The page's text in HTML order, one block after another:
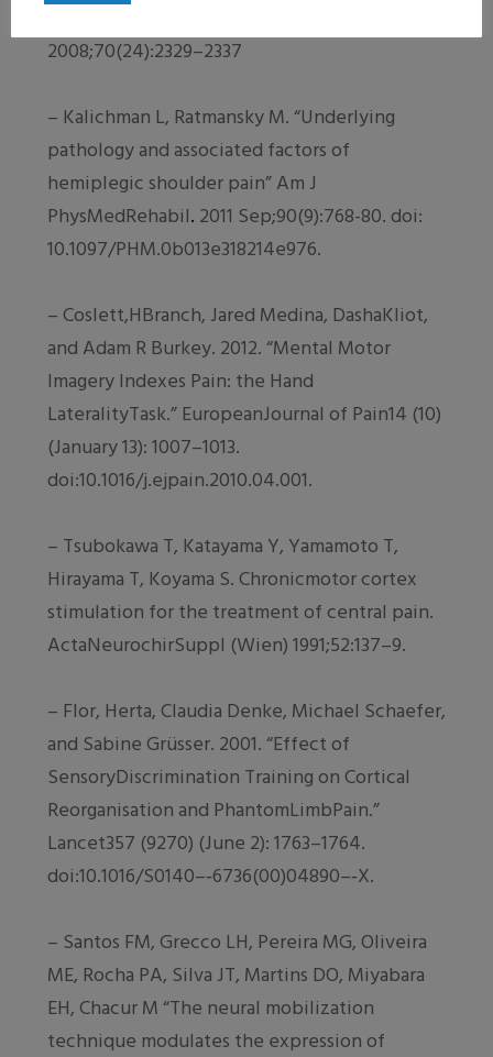
2008;70(24):2329–2337
– Kalichman L, Ratmansky M. “Underlying
pathology and associated factors of
hemiplegic shoulder pain” Am J
PhysMedRehabil. 2011 Sep;90(9):768-80. doi:
10.1097/PHM.0b013e318214e976.
– Coslett,HBranch, Jared Medina, DashaKliot,
and Adam R Burkey. 2012. “Mental Motor
Imagery Indexes Pain: the Hand
LateralityTask.”EuropeanJournal of Pain14 (10)
(January 13): 1007–1013.
doi:10.1016/j.ejpain.2010.04.001.
– Tsubokawa T, Katayama Y, Yamamoto T,
Hirayama T, Koyama S. Chronicmotor cortex
stimulation for the treatment of central pain.
ActaNeurochirSuppl (Wien) 1991;52:137–9.
– Flor, Herta, Claudia Denke, Michael Schaefer,
and Sabine Grüsser. 2001. “Effect of
SensoryDiscrimination Training on Cortical
Reorganisation and PhantomLimbPain.”
Lancet357 (9270) (June 2): 1763–1764.
doi:10.1016/S0140–‐6736(00)04890–‐X.
– Santos FM, Grecco LH, Pereira MG, Oliveira
ME, Rocha PA, Silva JT, Martins DO, Miyabara
EH, Chacur M “The neural mobilization
technique modulates the expression of